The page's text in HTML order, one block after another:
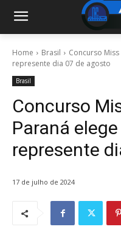
Home Brasil
Concurso
represente dia 07 de agosto
Brasil
Concurso
Paraná
represente
17 de julho de 2024